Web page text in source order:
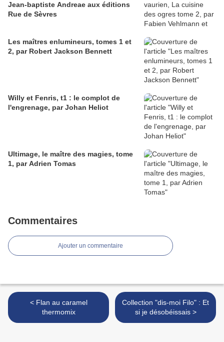
Jean-baptiste Andreae aux éditions
Rue de Sèvres
Les maîtres enlumineurs, tomes 1 et
2, par Robert Jackson Bennett
Willy et Fenris, t1 : le complot de
l'engrenage, par Johan Heliot
Ultimage, le maître des magies, tome
1, par Adrien Tomas
Commentaires
Ajouter un commentaire
< Flan au caramel
thermomix
Collection "dis-moi Filo" : Et
si je désobéissais >